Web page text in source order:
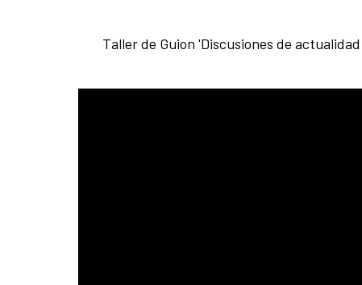
Taller de Guion 'Discusiones de